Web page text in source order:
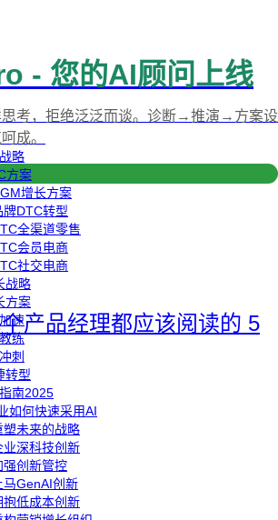
略
方案
增长方案
牌DTC转型
全渠道零售
会员电商
社交电商
战略
方案
速
练
刺
转型
南2025
如何快速采用AI
塑未来的战略
业深科技创新
强创新管控
马GenAI创新
抱低成本创新
- 您的AI顾问上线
思考，拒绝泛泛而谈。诊断→推演→方案设
成。
产品经理都应该阅读的 5